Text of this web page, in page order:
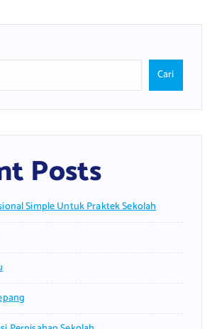
Cari
Posts
Simple Untuk Praktek Sekolah